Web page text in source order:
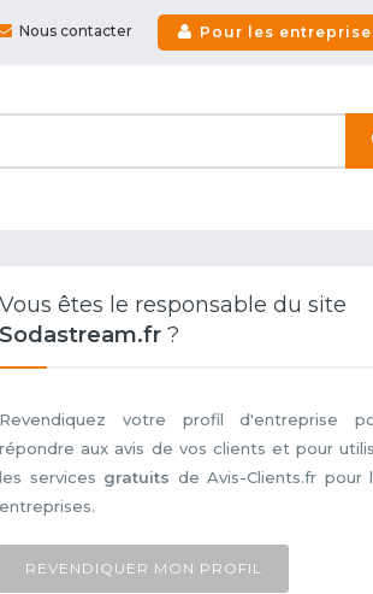
Nous contacter Pour les
Vous êtes le responsable du site
Sodastream.fr ?
Revendiquez votre profil d'entreprise
répondre aux avis de vos clients et pour
les services gratuits de Avis-Clients.fr pour
entreprises.
REVENDIQUER MON PROFIL